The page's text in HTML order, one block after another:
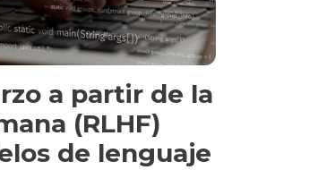
a partir de la
(RLHF)
de lenguaje